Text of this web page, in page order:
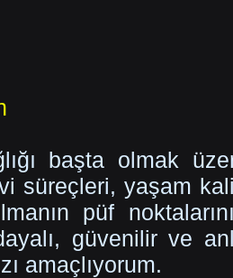
başta olmak
süreçleri, yaşam
püf
güvenilir ve
amaçlıyorum.